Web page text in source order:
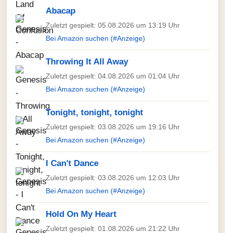
Abacap
Zuletzt gespielt: 05.08.2026 um 13:19 Uhr
Bei Amazon suchen (#Anzeige)
Throwing It All Away
Zuletzt gespielt: 04.08.2026 um 01:04 Uhr
Bei Amazon suchen (#Anzeige)
Tonight, tonight, tonight
Zuletzt gespielt: 03.08.2026 um 19:16 Uhr
Bei Amazon suchen (#Anzeige)
I Can't Dance
Zuletzt gespielt: 03.08.2026 um 12:03 Uhr
Bei Amazon suchen (#Anzeige)
Hold On My Heart
Zuletzt gespielt: 01.08.2026 um 21:22 Uhr